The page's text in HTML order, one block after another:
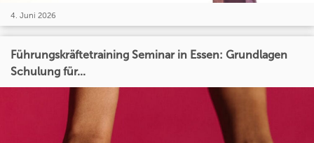
4. Juni 2026
Führungskräftetraining Seminar in Essen: Grundlagen
Schulung für...